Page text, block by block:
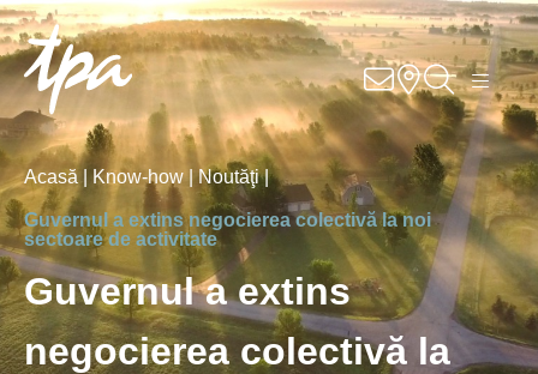
RO EN
DE
Know–how
Servicii
Sectoare
Despre noi
Acasă | Know-how |Noutăţi |
Guvernul a extins negocierea colectivă la noi
sectoare de activitate
Guvernul a extins
negocierea colectivă la